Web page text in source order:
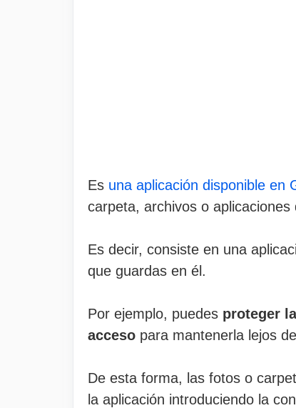
Es una aplicación disponible en
carpeta, archivos o aplicaciones
Es decir, consiste en una
que guardas en él.
Por ejemplo, puedes proteger
acceso para mantenerla lejos
De esta forma, las fotos o
la aplicación introduciendo la